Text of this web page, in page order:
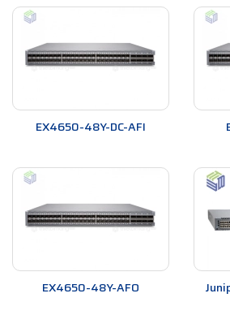
năng giúp nâng cao hiệu suất và giảm
thị trường.
ảnh cũng như các thông tin cơ bản về
sản phẩm Switch
EX4650-48Y-DC-AFI
EX4650-48Y-AFO